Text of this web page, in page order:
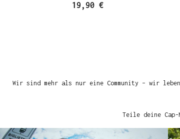
19,90 €
Wir sind mehr als nur eine Community – wir
Teile deine